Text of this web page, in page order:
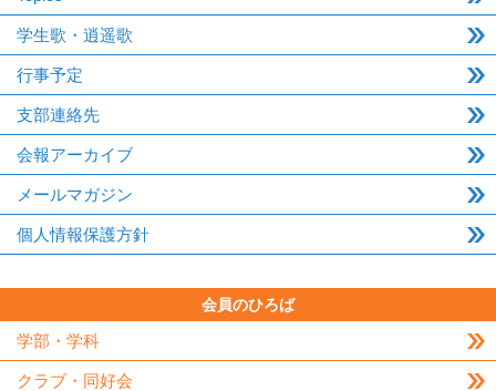
学生歌・逍遥歌
行事予定
支部連絡先
会報アーカイブ
メールマガジン
個人情報保護方針
会員のひろば
学部・学科
クラブ・同好会